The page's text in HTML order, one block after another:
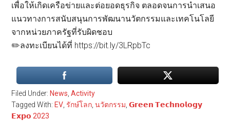
เพื่อให้เกิดเครือข่ายและต่อยอดธุรกิจ ตลอดจนการนำเสนอ
แนวทางการสนับสนุนการพัฒนานวัตกรรมและเทคโนโลยี
จากหน่วยภาครัฐที่รับผิดชอบ
✏️ลงทะเบียนได้ที่ https://bit.ly/3LRpbTc
Filed Under: News ,Activity
Tagged With: EV รักษ์โลก ,นวัตกรรม ,𝗚𝗿𝗲𝗲𝗻 𝗧𝗲𝗰𝗵𝗻𝗼𝗹𝗼𝗴𝘆
𝗘𝘅𝗽𝗼 2023